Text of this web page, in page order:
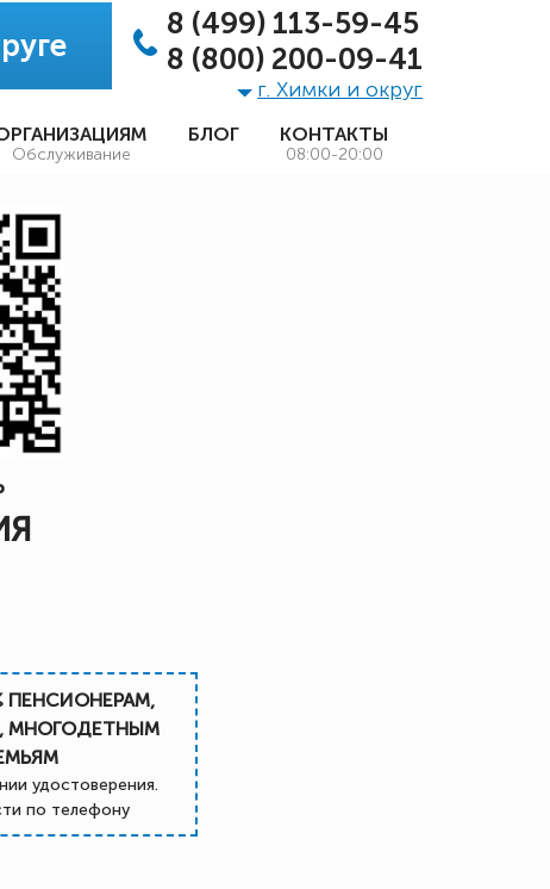
8 (499) 113-59-45
8 (800) 200-09-41
г. Химки и округ
Обслуживание
БЛОГ КОНТАКТЫ
08:00-20:00
ПЕНСИОНЕРАМ,
МНОГОДЕТНЫМ
удостоверения.
по телефону